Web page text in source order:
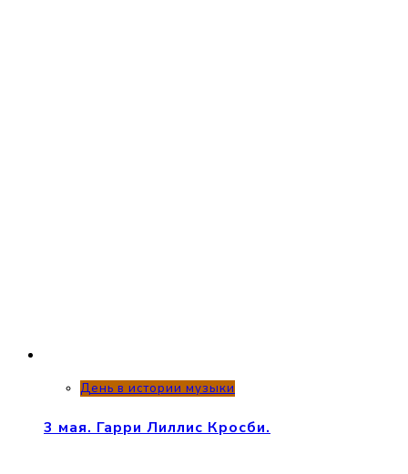
День в истории музыки
3 мая. Гарри Лиллис Кросби.